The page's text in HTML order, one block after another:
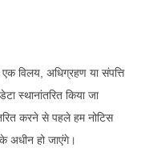
विलय, अधिग्रहण या संपत्ति
स्थानांतरित किया जा
करने से पहले हम नोटिस
अधीन हो जाएंगे।